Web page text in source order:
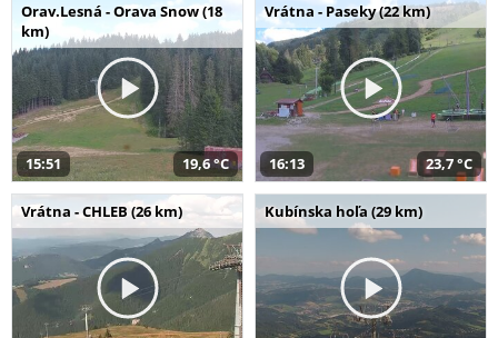
Orav.Lesná - Orava Snow (18
km)
15:51 19,6 °C
Vrátna - Paseky (22 km)
16:13 23,7 °C
Vrátna - CHLEB (26 km) Kubínska hoľa (29 km)